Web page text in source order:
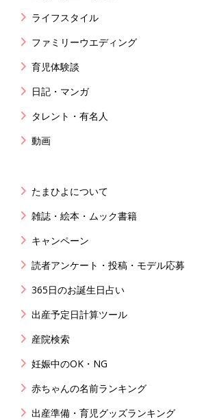
ライフスタイル
ファミリーウエディング
育児体験談
日記・マンガ
タレント・有名人
動画
たまひよについて
雑誌・絵本・ムック書籍
キャンペーン
読者アンケート・投稿・モデル応募
365日のお誕生日占い
出産予定日計算ツール
産院検索
妊娠中のOK・NG
赤ちゃんの名前ランキング
出産準備・育児グッズランキング